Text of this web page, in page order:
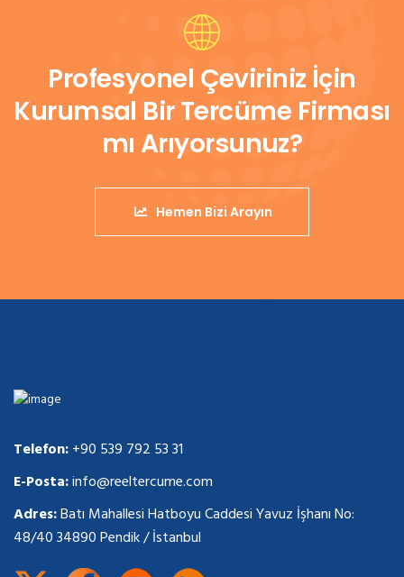
Profesyonel Çeviriniz İçin
Kurumsal Bir Tercüme Firması
mı Arıyorsunuz?
Hemen Bizi Arayın
Telefon:+90 539 792 53 31
E-Posta:info@reeltercume.com
Adres:Batı Mahallesi Hatboyu Caddesi Yavuz İşhanı No:
48/40 34890 Pendik / İstanbul